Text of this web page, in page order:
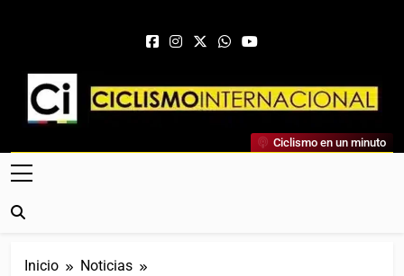
Ciclismo Internacional
Web Dedicada Al Ciclismo Mundial. Entrevistas, Análisis,
Crónicas, Previas Y Más. La Web Ciclista De Referencia.
Ciclismo en un minuto
Inicio
Noticias